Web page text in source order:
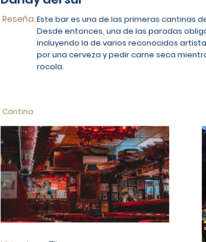
Reseña:Este bar es una de las primeras cantinas
Desde entonces, una de las paradas
incluyendo la de varios reconocidos
por una cerveza y pedir carne seca
rocola.
Cantina